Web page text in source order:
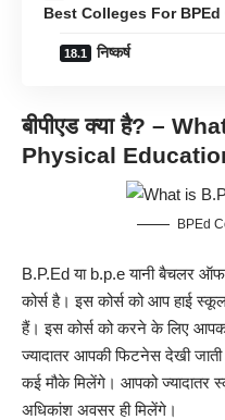
Best Colleges For
निष्कर्ष
बीपीएडक्या है? –
Physical
BPEd
B.P.Edया b.p.e यानी बैचलर
कोर्स है। इस कोर्स को आप हाई
हैं। इस कोर्स को करने के लिए
ज्यादातर आपकी फिटनेस देखी
कई मौके मिलेंगे। आपको ज्यादातर
अधिकांश अवसर ही मिलेंगे।